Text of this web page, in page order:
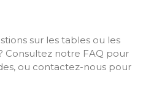
sur les tables ou les
Consultez notre FAQ pour
ou contactez-nous pour